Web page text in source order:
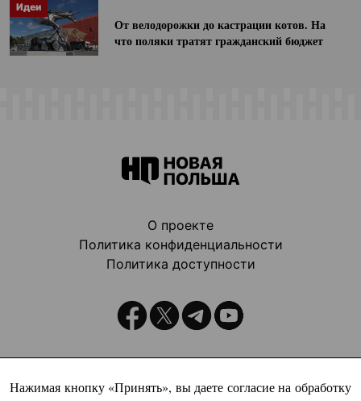
Идеи
От велодорожки до кастрации котов. На
что поляки тратят гражданский бюджет
Нажимая кнопку «Принять», вы даете согласие на обработку
О проекте
Политика конфиденциальности
Политика доступности